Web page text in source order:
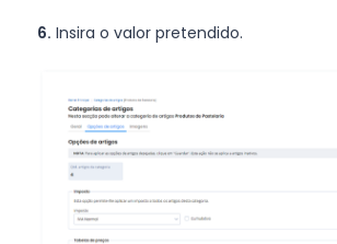
6. Insira o valor pretendido.